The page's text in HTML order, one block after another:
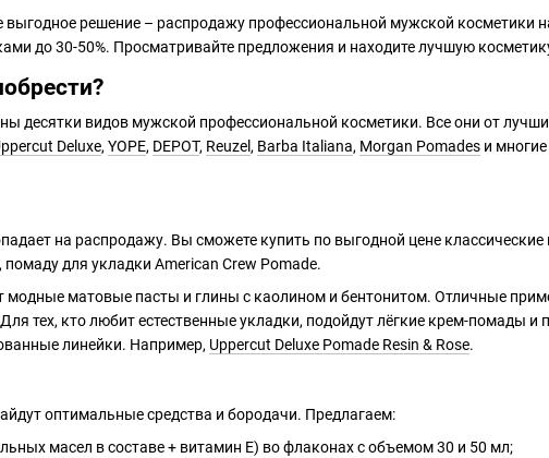
выгодное решение – распродажу профессиональной мужской косметики
до 30-50%. Просматривайте предложения и находите лучшую
десятки видов мужской профессиональной косметики. Все они от
Deluxe, YOPE, DEPOT, Reuzel, Barba Italiana, Morgan Pomades и
на распродажу. Вы сможете купить по выгодной цене
для укладки American Crew Pomade.
модные матовые пасты и глины с каолином и бентонитом. Отличные
Для тех, кто любит естественные укладки, подойдут лёгкие крем-помады
линейки. Например, Uppercut Deluxe Pomade Resin & Rose.
оптимальные средства и бородачи. Предлагаем:
масел в составе + витамин Е) во флаконах с объемом 30 и 50 мл;